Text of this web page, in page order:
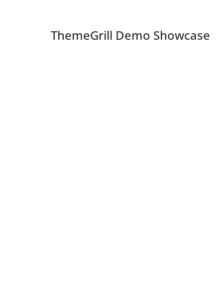
ThemeGrill Demo Showcase